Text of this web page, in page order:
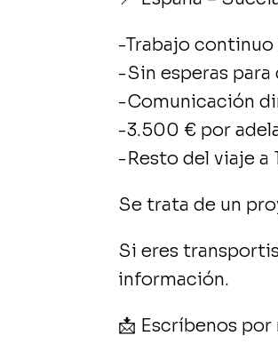
-Trabajo
-Sin esperas
-Comunicación
-3.500 € por
-Resto del viaje a
Se trata de un
Si eres
información.
📩 Escríbenos